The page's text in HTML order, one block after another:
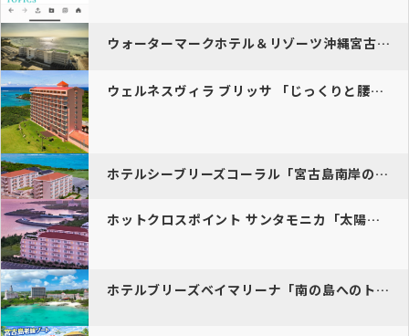
ウォーターマークホテル＆リゾーツ沖縄宮古島「美しい島との感動の出会い…
ウェルネスヴィラ ブリッサ 「じっくりと腰を据えて自分のペースで島を…
ホテルシーブリーズコーラル「宮古島南岸のリゾートホットクロスポイント…
ホットクロスポイント サンタモニカ「太陽と自然に包まれ思いのまま過ご…
ホテルブリーズベイマリーナ「南の島へのトラベラーたちの思いに応えるプ…